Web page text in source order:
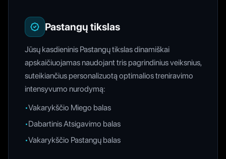
Pastangų tikslas
Jūsų kasdieninis Pastangų tikslas dinamiškai
apskaičiuojamas naudojant tris pagrindinius veiksnius,
suteikiančius personalizuotą optimalios treniravimo
intensyvumo nurodymą:
•Vakarykščio Miego balas
•Dabartinis Atsigavimo balas
•Vakarykščio Pastangų balas